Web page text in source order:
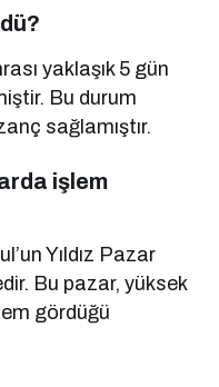
yaklaşık 5 gün
Bu durum
sağlamıştır.
işlem
Yıldız Pazar
Bu pazar, yüksek
gördüğü